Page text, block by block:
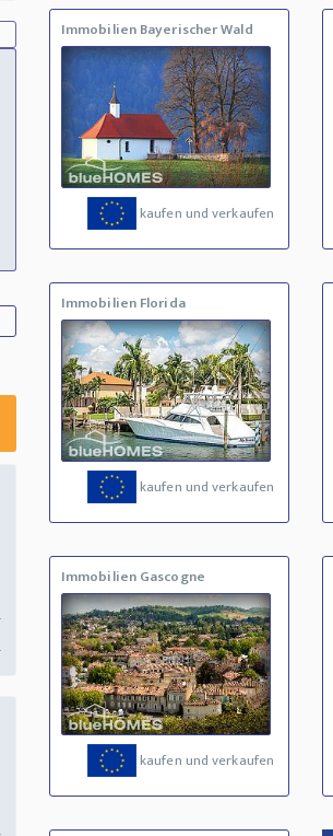
Immobilien Bayerischer Wald
kaufen und verkaufen
Immobilien Florida
kaufen und verkaufen
Immobilien Gascogne
kaufen und verkaufen